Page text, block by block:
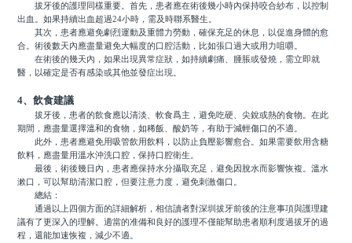
拔牙後的護理同樣重要。首先，患者應在術後幾小時內保持咬合紗布，以控制
出血。如果持續出血超過24小時，需及時聯系醫生。
其次，患者應避免劇烈運動及重體力勞動，確保充足的休息，以促進身體的愈
合。術後數天內應盡量避免大幅度的口腔活動，比如張口過大或用力咀嚼。
在術後的幾天內，如果出現異常症狀，如持續劇痛、腫脹或發燒，需立即就
醫，以確定是否有感染或其他並發症出現。
4、飲食建議
拔牙後，患者的飲食應以清淡、軟食爲主，避免吃硬、尖銳或熱的食物。在此
期間，應盡量選擇溫和的食物，如稀飯、酸奶等，有助于減輕傷口的不適。
此外，患者應避免用吸管飲用飲料，以防止負壓影響愈合。如果需要飲用含糖
飲料，應盡量用溫水沖洗口腔，保持口腔衛生。
最後，術後幾日內，患者應保持水分攝取充足，避免因脫水而影響恢複。溫水
漱口，可以幫助清潔口腔，但要注意力度，避免刺激傷口。
總結：
通過以上四個方面的詳細解析，相信讀者對深圳拔牙前後的注意事項與護理建
議有了更深入的理解。適當的准備和良好的護理不僅能幫助患者順利度過拔牙的過
程，還能加速恢複，減少不適。